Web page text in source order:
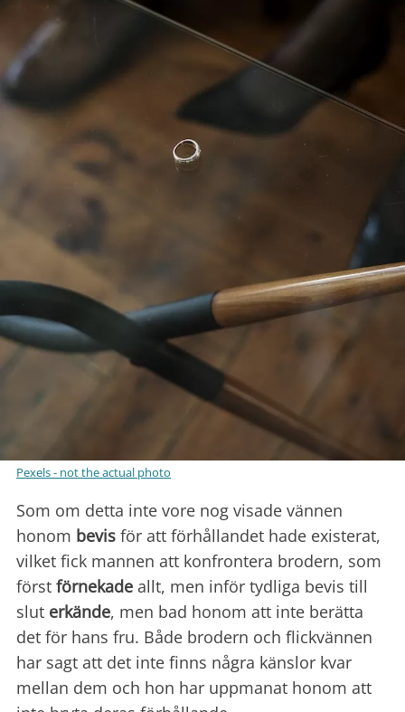
Pexels - not the actual photo
Som om detta inte vore nog visade vännen
honom bevis för att förhållandet hade existerat,
vilket fick mannen att konfrontera brodern, som
först förnekade allt, men inför tydliga bevis till
slut erkände, men bad honom att inte berätta
det för hans fru. Både brodern och flickvännen
har sagt att det inte finns några känslor kvar
mellan dem och hon har uppmanat honom att